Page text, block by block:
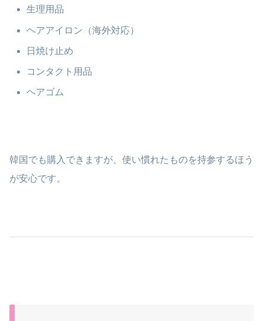
生理用品
ヘアアイロン（海外対応）
日焼け止め
コンタクト用品
ヘアゴム
韓国でも購入できますが、使い慣れたものを持参するほう
が安心です。